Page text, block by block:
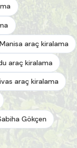
Manisa araç kiralama
araç kiralama
araç kiralama
Gökçen